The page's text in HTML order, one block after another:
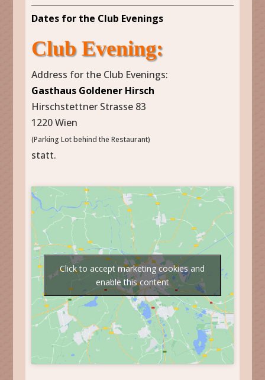
Dates for the Club Evenings
Club Evening:
Address for the Club Evenings:
Gasthaus Goldener Hirsch
Hirschstettner Strasse 83
1220 Wien
(Parking Lot behind the Restaurant)
statt.
Click to accept marketing cookies and
enable this content